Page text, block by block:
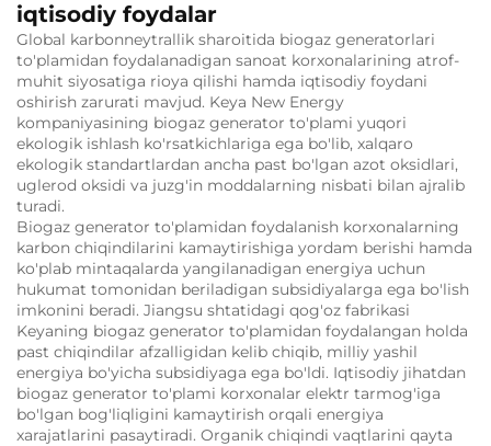
iqtisodiy foydalar
Global karbonneytrallik sharoitida biogaz generatorlari
to'plamidan foydalanadigan sanoat korxonalarining atrof-
muhit siyosatiga rioya qilishi hamda iqtisodiy foydani
oshirish zarurati mavjud. Keya New Energy
kompaniyasining biogaz generator to'plami yuqori
ekologik ishlash ko'rsatkichlariga ega bo'lib, xalqaro
ekologik standartlardan ancha past bo'lgan azot oksidlari,
uglerod oksidi va juzg'in moddalarning nisbati bilan ajralib
turadi.
Biogaz generator to'plamidan foydalanish korxonalarning
karbon chiqindilarini kamaytirishiga yordam berishi hamda
ko'plab mintaqalarda yangilanadigan energiya uchun
hukumat tomonidan beriladigan subsidiyalarga ega bo'lish
imkonini beradi. Jiangsu shtatidagi qog'oz fabrikasi
Keyaning biogaz generator to'plamidan foydalangan holda
past chiqindilar afzalligidan kelib chiqib, milliy yashil
energiya bo'yicha subsidiyaga ega bo'ldi. Iqtisodiy jihatdan
biogaz generator to'plami korxonalar elektr tarmog'iga
bo'lgan bog'liqligini kamaytirish orqali energiya
xarajatlarini pasaytiradi. Organik chiqindi vaqtlarini qayta